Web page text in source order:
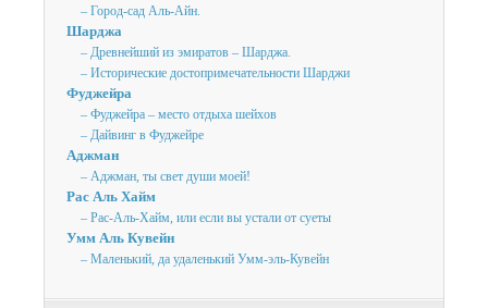
– Город-сад Аль-Айн.
Шарджа
– Древнейший из эмиратов – Шарджа.
– Исторические достопримечательности Шарджи
Фуджейра
– Фуджейра – место отдыха шейхов
– Дайвинг в Фуджейре
Аджман
– Аджман, ты свет души моей!
Рас Аль Хайм
– Рас-Аль-Хайм, или если вы устали от суеты
Умм Аль Кувейн
– Маленький, да удаленький Умм-эль-Кувейн